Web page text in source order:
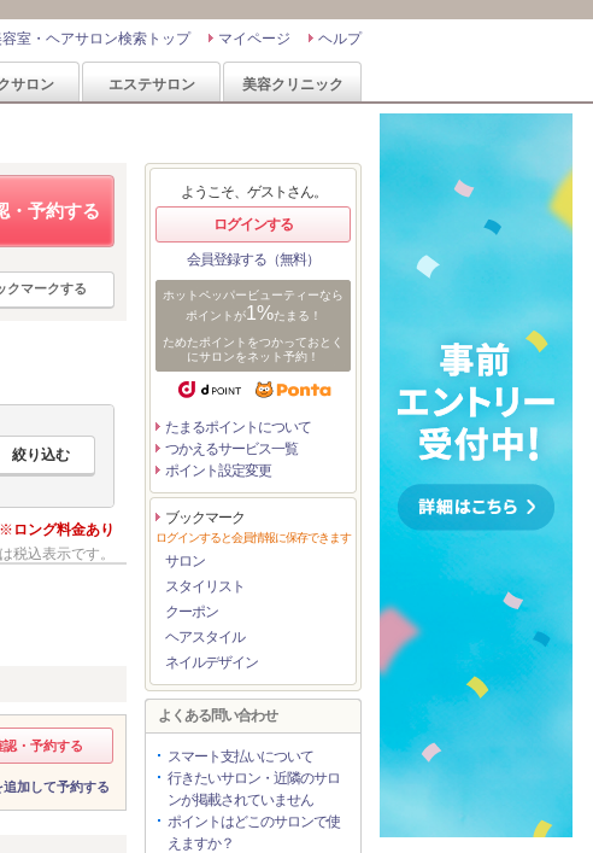
ヘルプ
マイページ
室・ヘアサロン検索トップ
サロン エステサロン 美容クリニック
・予約する
クマークする
ロング料金あり
税込表示です。
認・予約する
追加して予約する
ようこそ、ゲストさん。
ログインする
会員登録する（無料）
ホットペッパービューティーなら
ポイントが1%たまる！
ためたポイントをつかっておとく
にサロンをネット予約！
たまるポイントについて
つかえるサービス一覧
ポイント設定変更
ブックマーク
ログインすると会員情報に保存できます
サロン
スタイリスト
クーポン
ヘアスタイル
ネイルデザイン
よくある問い合わせ
スマート支払いについて
行きたいサロン・近隣のサロ
ンが掲載されていません
ポイントはどこのサロンで使
えますか？